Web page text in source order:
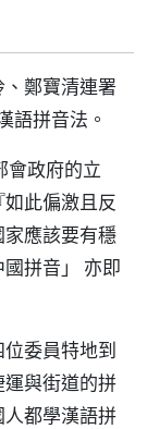
鄭寶清連署
語拼音法。
會政府的立
此偏激且反
應該要有穩
拼音」 亦即
位委員特地到
與街道的拼
都學漢語拼